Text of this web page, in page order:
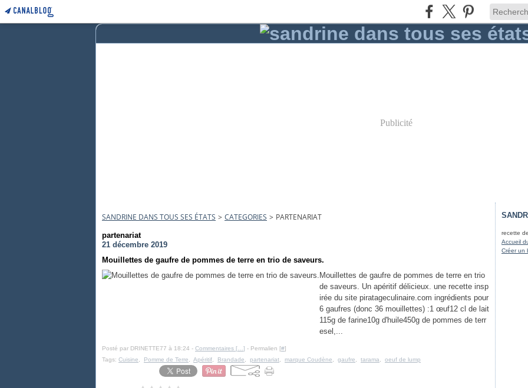
Publicité
SANDRINE DANS TOUS SES ÉTATS > CATEGORIES > PARTENARIAT
partenariat
21 décembre 2019
Mouillettes de gaufre de pommes de terre en trio de saveurs.
Mouillettes de gaufre de pommes de terre en trio
de saveurs. Un apéritif délicieux. une recette insp
irée du site piratageculinaire.com ingrédients pour
6 gaufres (donc 36 mouillettes) :1 œuf12 cl de lait
115g de farine10g d'huile450g de pommes de terr
esel,...
Posté par DRINETTE77 à 18:24 - Commentaires [ ] - Permalien [#]
Tags: Cuisine Pomme de Terre Apéritif Brandade partenariat marque Coudène gaufre tarama oeuf de lump
recette
Accueil
Créer un